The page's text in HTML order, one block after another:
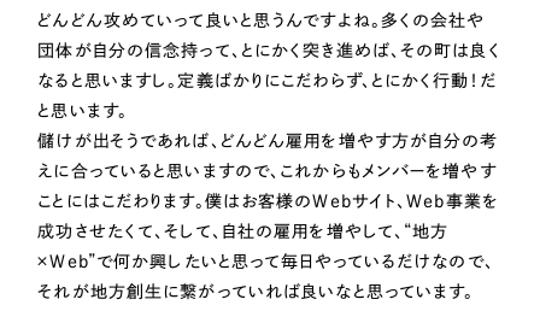
求人・採用サイト
ECサイト（オンラインショップ） （43件）
ポータルサイト・メディアサイト
LP（ランディングページ）
キャンペーン・プロモーションサイト （12件）
ブランディング（ロゴ・印刷物） （90件）
その他 （1件）
どんどん攻めていって良いと思うんですよね。多くの会社や
団体が自分の信念持って、とにかく突き進めば、その町は良く
なると思いますし。定義ばかりにこだわらず、とにかく行動！だ
と思います。
儲けが出そうであれば、どんどん雇用を増やす方が自分の考
えに合っていると思いますので、これからもメンバーを増やす
ことにはこだわります。僕はお客様のWebサイト、Web事業を
成功させたくて、そして、自社の雇用を増やして、“地方
×Web”で何か興したいと思って毎日やっているだけなので、
それが地方創生に繋がっていれば良いなと思っています。